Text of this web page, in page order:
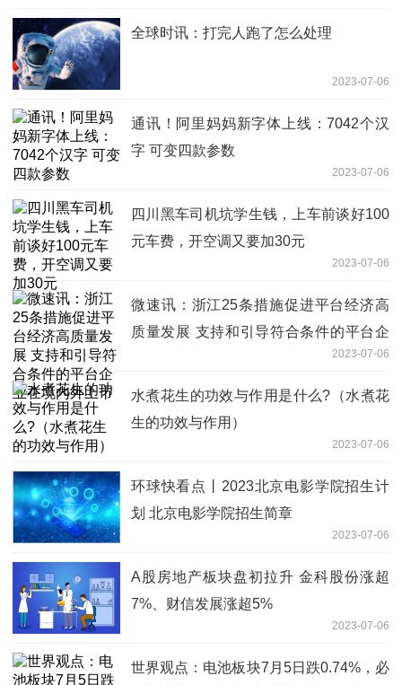
全球时讯：打完人跑了怎么处理
2023-07-06
通讯！阿里妈妈新字体上线：7042个汉
字 可变四款参数
2023-07-06
四川黑车司机坑学生钱，上车前谈好100
元车费，开空调又要加30元
2023-07-06
微速讯：浙江25条措施促进平台经济高
质量发展 支持和引导符合条件的平台企
2023-07-06
水煮花生的功效与作用是什么?（水煮花
生的功效与作用）
2023-07-06
环球快看点丨2023北京电影学院招生计
划 北京电影学院招生简章
2023-07-06
A股房地产板块盘初拉升 金科股份涨超
7%、财信发展涨超5%
2023-07-06
世界观点：电池板块7月5日跌0.74%，必